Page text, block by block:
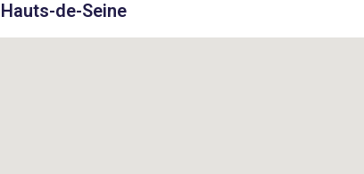
de-Seine